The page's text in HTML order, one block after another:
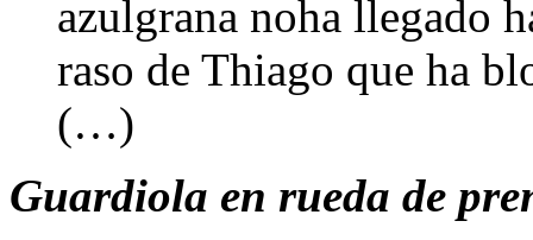
azulgrana noha llegado
raso de Thiago que ha
(…)
Guardiola en rueda de